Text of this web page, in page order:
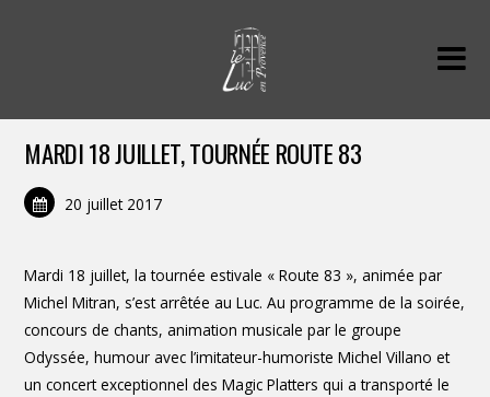
MARDI 18 JUILLET, TOURNÉE ROUTE 83
20 juillet 2017
Mardi 18 juillet, la tournée estivale « Route 83 », animée par
Michel Mitran, s’est arrêtée au Luc. Au programme de la soirée,
concours de chants, animation musicale par le groupe
Odyssée, humour avec l’imitateur-humoriste Michel Villano et
un concert exceptionnel des Magic Platters qui a transporté le